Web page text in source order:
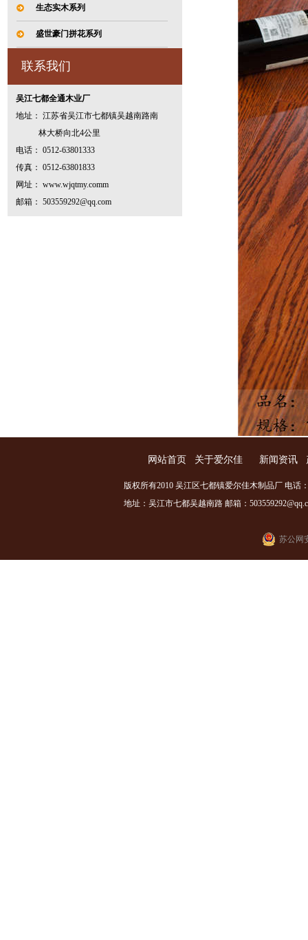
生态实木系列
盛世豪门拼花系列
联系我们
吴江七都全通木业厂
地址： 江苏省吴江市七都镇吴越南路南
林大桥向北4公里
电话： 0512-63801333
传真： 0512-63801833
网址： www.wjqtmy.comm
邮箱： 503559292@qq.com
网站首页 关于爱尔佳 新闻资讯
版权所有2010 吴江区七都镇爱尔佳木制品厂 电话
地址：吴江市七都吴越南路 邮箱：
苏公网